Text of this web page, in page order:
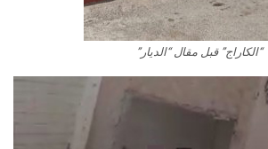
“الكاراج” قبل مقال “الديار”